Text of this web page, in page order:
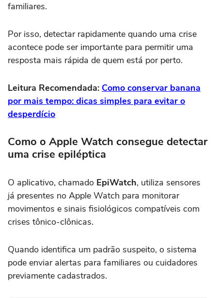
familiares.
Por isso, detectar rapidamente quando uma crise
acontece pode ser importante para permitir uma
resposta mais rápida de quem está por perto.
Leitura Recomendada: Como conservar banana
por mais tempo: dicas simples para evitar o
desperdício
Como o Apple Watch consegue detectar
uma crise epiléptica
O aplicativo, chamado EpiWatch, utiliza sensores
já presentes no Apple Watch para monitorar
movimentos e sinais fisiológicos compatíveis com
crises tônico-clônicas.
Quando identifica um padrão suspeito, o sistema
pode enviar alertas para familiares ou cuidadores
previamente cadastrados.